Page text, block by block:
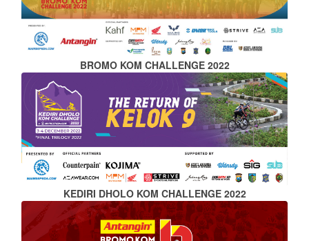
BROMO KOM CHALLENGE 2022
KEDIRI DHOLO KOM CHALLENGE 2022